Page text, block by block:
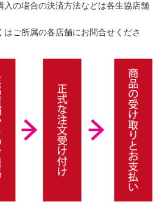
入の場合の決済方法などは各生協店舗
ご所属の各店舗にお問合せくださ